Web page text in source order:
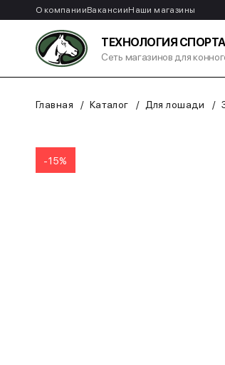
О компанииВакансииНаши магазины
ТЕХНОЛОГИЯ СПОРТА
Сеть магазинов для
Главная Каталог Для лошади
-15%